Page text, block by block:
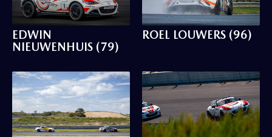
EDWIN
NIEUWENHUIS (79)
ROEL LOUWERS (96)